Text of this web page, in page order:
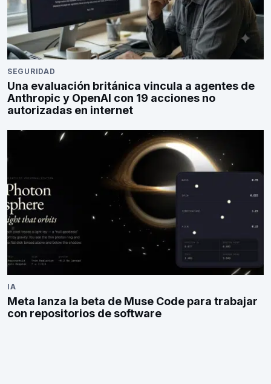
SEGURIDAD
Una evaluación británica vincula a agentes de
Anthropic y OpenAI con 19 acciones no
autorizadas en internet
IA
Meta lanza la beta de Muse Code para trabajar
con repositorios de software